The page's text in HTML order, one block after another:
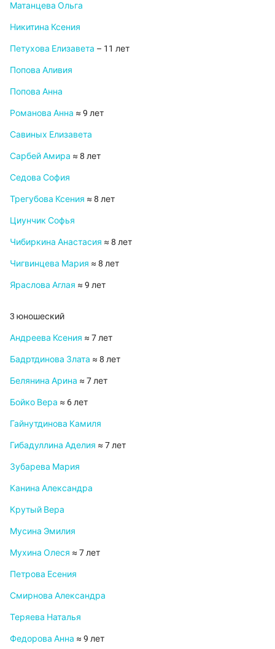
Матанцева Ольга
Никитина Ксения
Петухова Елизавета – 11 лет
Попова Аливия
Попова Анна
Романова Анна ≈ 9 лет
Савиных Елизавета
Сарбей Амира ≈ 8 лет
Седова София
Трегубова Ксения ≈ 8 лет
Циунчик Софья
Чибиркина Анастасия ≈ 8 лет
Чигвинцева Мария ≈ 8 лет
Яраслова Аглая ≈ 9 лет
3 юношеский
Андреева Ксения ≈ 7 лет
Бадртдинова Злата ≈ 8 лет
Белянина Арина ≈ 7 лет
Бойко Вера ≈ 6 лет
Гайнутдинова Камиля
Гибадуллина Аделия ≈ 7 лет
Зубарева Мария
Канина Александра
Крутый Вера
Мусина Эмилия
Мухина Олеся ≈ 7 лет
Петрова Есения
Смирнова Александра
Теряева Наталья
Федорова Анна ≈ 9 лет